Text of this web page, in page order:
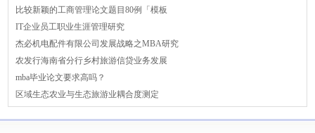
比较新颖的工商管理论文题目80例「模板
IT企业员工职业生涯管理研究
杰必机电配件有限公司发展战略之MBA研究
农发行海南省分行乡村旅游信贷业务发展
mba毕业论文要求高吗？
区域生态农业与生态旅游业耦合度测定